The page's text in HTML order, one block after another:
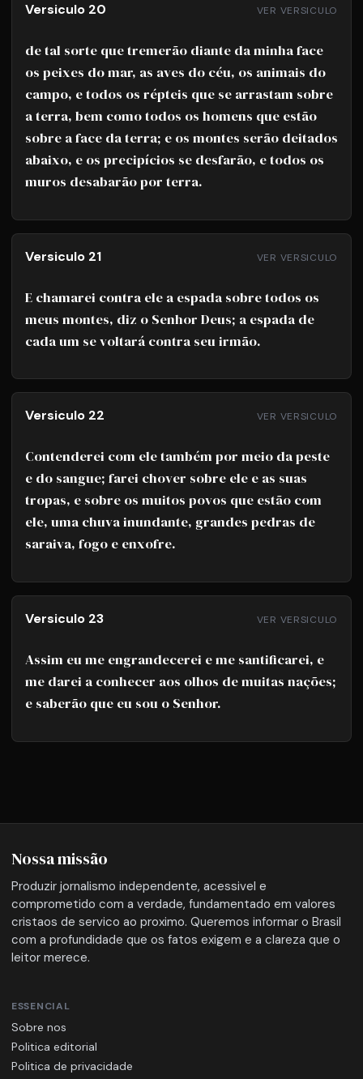
Versiculo 20 VER VERSICULO
de tal sorte que tremerão diante da minha face
os peixes do mar, as aves do céu, os animais do
campo, e todos os répteis que se arrastam sobre
a terra, bem como todos os homens que estão
sobre a face da terra; e os montes serão deitados
abaixo, e os precipícios se desfarão, e todos os
muros desabarão por terra.
Versiculo 21 VER VERSICULO
E chamarei contra ele a espada sobre todos os
meus montes, diz o Senhor Deus; a espada de
cada um se voltará contra seu irmão.
Versiculo 22 VER VERSICULO
Contenderei com ele também por meio da peste
e do sangue; farei chover sobre ele e as suas
tropas, e sobre os muitos povos que estão com
ele, uma chuva inundante, grandes pedras de
saraiva, fogo e enxofre.
Versiculo 23 VER VERSICULO
Assim eu me engrandecerei e me santificarei, e
me darei a conhecer aos olhos de muitas nações;
e saberão que eu sou o Senhor.
Nossa missão
Produzir jornalismo independente, acessivel e
comprometido com a verdade, fundamentado em valores
cristaos de servico ao proximo. Queremos informar o Brasil
com a profundidade que os fatos exigem e a clareza que o
leitor merece.
ESSENCIAL
Sobre nos
Politica editorial
Politica de privacidade